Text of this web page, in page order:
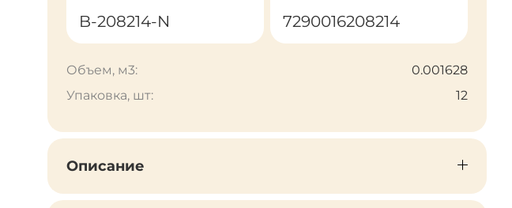
B-208214-N 7290016208214
Объем, м3:
0.001628
Упаковка, шт:
12
Описание